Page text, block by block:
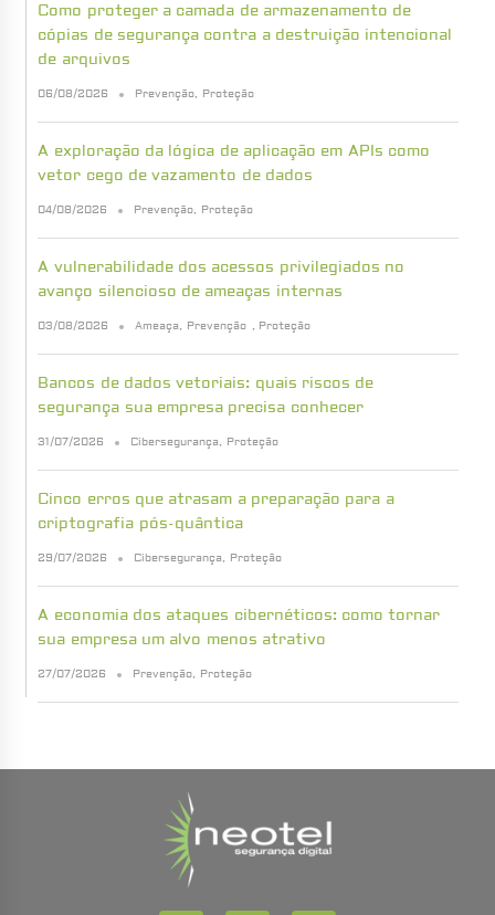
Como proteger a camada de armazenamento de
cópias de segurança contra a destruição intencional
de arquivos
06/08/2026 Prevenção, Proteção
A exploração da lógica de aplicação em APIs como
vetor cego de vazamento de dados
04/08/2026 Prevenção, Proteção
A vulnerabilidade dos acessos privilegiados no
avanço silencioso de ameaças internas
03/08/2026 Ameaça, Prevenção , Proteção
Bancos de dados vetoriais: quais riscos de
segurança sua empresa precisa conhecer
31/07/2026 Cibersegurança, Proteção
Cinco erros que atrasam a preparação para a
criptografia pós-quântica
29/07/2026 Cibersegurança, Proteção
A economia dos ataques cibernéticos: como tornar
sua empresa um alvo menos atrativo
27/07/2026 Prevenção, Proteção